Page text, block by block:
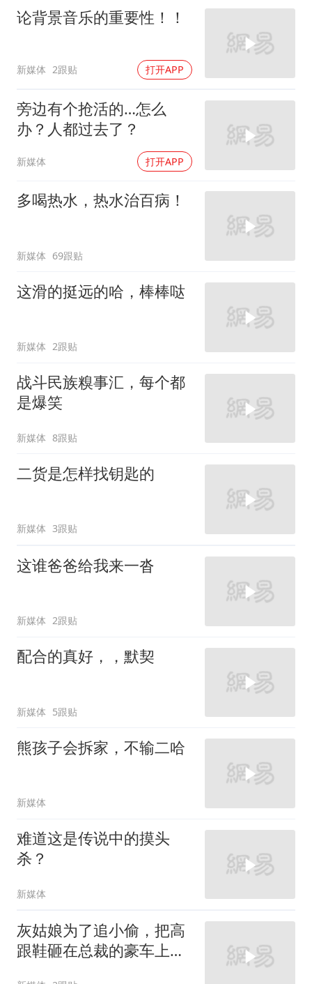
论背景音乐的重要性！！
新媒体 2跟贴 打开APP
旁边有个抢活的…怎么
办？人都过去了？
新媒体 打开APP
多喝热水，热水治百病！
新媒体 69跟贴
这滑的挺远的哈，棒棒哒
新媒体 2跟贴
战斗民族糗事汇，每个都
是爆笑
新媒体 8跟贴
二货是怎样找钥匙的
新媒体 3跟贴
这谁爸爸给我来一沓
新媒体 2跟贴
配合的真好，，默契
新媒体 5跟贴
熊孩子会拆家，不输二哈
新媒体
难道这是传说中的摸头
杀？
新媒体
灰姑娘为了追小偷，把高
跟鞋砸在总裁的豪车上，